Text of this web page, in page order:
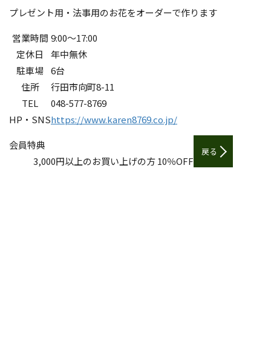
プレゼント用・法事用のお花をオーダーで作ります
営業時間 9:00～17:00
定休日
年中無休
駐車場 6台
住所
行田市向町8-11
TEL
048-577-8769
HP・SNShttps://www.karen8769.co.jp/
会員特典
3,000円以上のお買い上げの方 10％OFF
戻る